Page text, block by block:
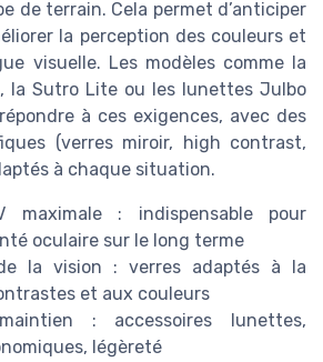
de terrain. Cela permet d’anticiper
la perception des couleurs et
visuelle. Les modèles comme la
la Sutro Lite ou les lunettes Julbo
à ces exigences, avec des
(verres miroir, high contrast,
à chaque situation.
maximale : indispensable pour
oculaire sur le long terme
la vision : verres adaptés à la
et aux couleurs
: accessoires lunettes,
légèreté